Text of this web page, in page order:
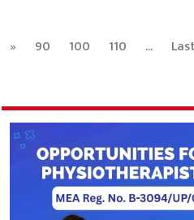
»
90 100 110 ...